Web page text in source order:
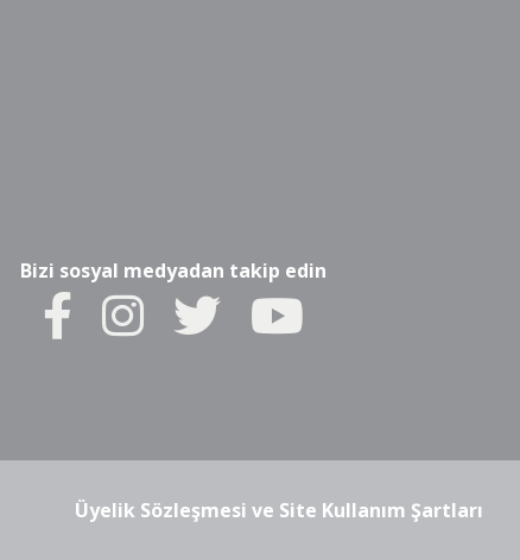
Bizi sosyal medyadan takip edin
Üyelik Sözleşmesi ve Site Kullanım Şartları